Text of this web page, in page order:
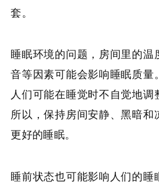
套。
睡眠环境的问题，房间里的温
音等因素可能会影响睡眠质量
人们可能在睡觉时不自觉地调
所以，保持房间安静、黑暗
更好的睡眠。
睡前状态也可能影响人们的睡